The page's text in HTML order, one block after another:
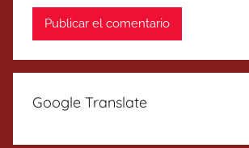
Google Translate